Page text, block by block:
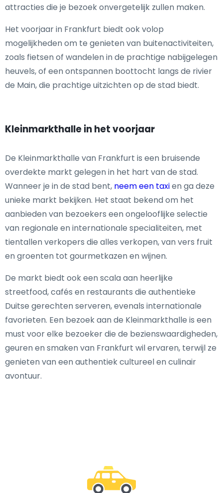
attracties die je bezoek onvergetelijk zullen maken.
Het voorjaar in Frankfurt biedt ook volop
mogelijkheden om te genieten van buitenactiviteiten,
zoals fietsen of wandelen in de prachtige nabijgelegen
heuvels, of een ontspannen boottocht langs de rivier
de Main, die prachtige uitzichten op de stad biedt.
Kleinmarkthalle in het voorjaar
De Kleinmarkthalle van Frankfurt is een bruisende
overdekte markt gelegen in het hart van de stad.
Wanneer je in de stad bent, neem een taxien ga deze
unieke markt bekijken. Het staat bekend om het
aanbieden van bezoekers een ongelooflijke selectie
van regionale en internationale specialiteiten, met
tientallen verkopers die alles verkopen, van vers fruit
en groenten tot gourmetkazen en wijnen.
De markt biedt ook een scala aan heerlijke
streetfood, cafés en restaurants die authentieke
Duitse gerechten serveren, evenals internationale
favorieten. Een bezoek aan de Kleinmarkthalle is een
must voor elke bezoeker die de bezienswaardigheden,
geuren en smaken van Frankfurt wil ervaren, terwijl ze
genieten van een authentiek cultureel en culinair
avontuur.